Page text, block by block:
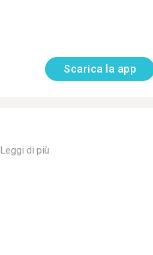
Scarica la app
Leggi di più